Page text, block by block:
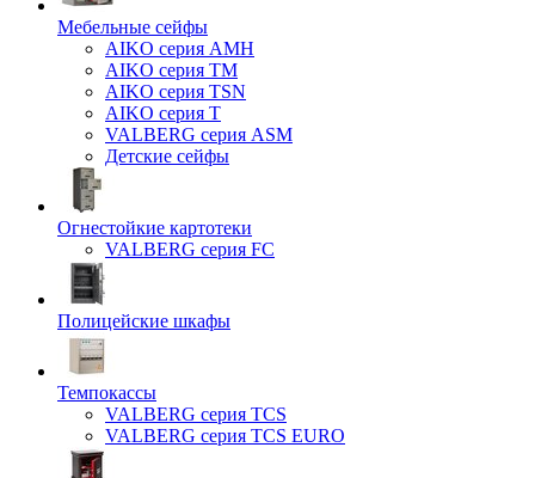
Мебельные сейфы
AIKO серия AMH
AIKO серия TM
AIKO серия TSN
AIKO серия Т
VALBERG серия ASM
Детские сейфы
Огнестойкие картотеки
VALBERG серия FC
Полицейские шкафы
Темпокассы
VALBERG серия TCS
VALBERG серия TCS EURO